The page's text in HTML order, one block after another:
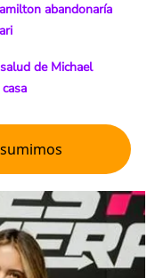
abandonaría
de Michael